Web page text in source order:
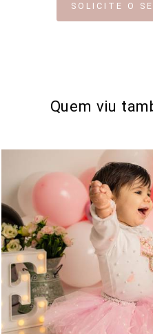
SOLICITE O
Quem viu
907